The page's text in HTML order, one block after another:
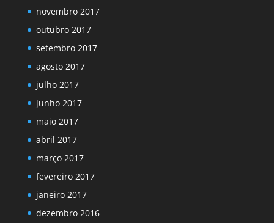
novembro 2017
outubro 2017
setembro 2017
agosto 2017
julho 2017
junho 2017
maio 2017
abril 2017
março 2017
fevereiro 2017
janeiro 2017
dezembro 2016